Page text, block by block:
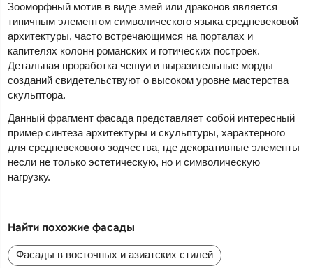
Зооморфный мотив в виде змей или драконов является
типичным элементом символического языка средневековой
архитектуры, часто встречающимся на порталах и
капителях колонн романских и готических построек.
Детальная проработка чешуи и выразительные морды
созданий свидетельствуют о высоком уровне мастерства
скульптора.
Данный фрагмент фасада представляет собой интересный
пример синтеза архитектуры и скульптуры, характерного
для средневекового зодчества, где декоративные элементы
несли не только эстетическую, но и символическую
нагрузку.
Найти похожие фасады
Фасады в восточных и азиатских стилей